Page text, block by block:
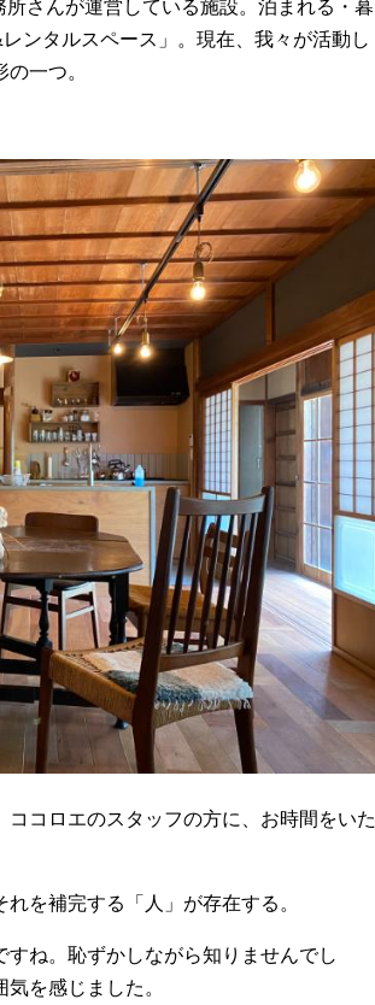
さんが運営している施設。泊まれる・暮
ンタルスペース」。現在、我々が活動し
一つ。
コロエのスタッフの方に、お時間をいた
を補完する「人」が存在する。
ね。恥ずかしながら知りませんでし
を感じました。